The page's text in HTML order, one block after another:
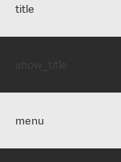
title
menu